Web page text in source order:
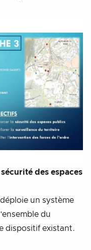
des espaces
un système
du
dispositif existant.